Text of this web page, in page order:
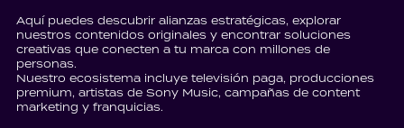
Aquí puedes descubrir alianzas estratégicas, explorar
nuestros contenidos originales y encontrar soluciones
creativas que conecten a tu marca con millones de
personas.
Nuestro ecosistema incluye televisión paga, producciones
premium, artistas de Sony Music, campañas de content
marketing y franquicias.